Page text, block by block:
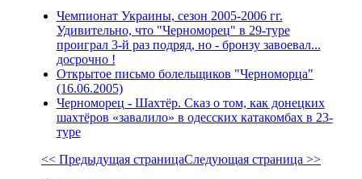
Чемпионат Украины, сезон 2005-2006 гг.
Удивительно, что "Черноморец" в 29-туре
проиграл 3-й раз подряд, но - бронзу завоевал...
досрочно !
Открытое письмо болельщиков "Черноморца"
(16.06.2005)
Черноморец - Шахтёр. Сказ о том, как донецких
шахтёров «завалило» в одесских катакомбах в 23-
туре
<< Предыдущая страницаСледующая страница >>